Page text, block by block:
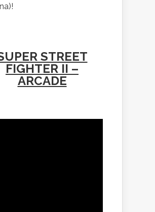
STREET
FIGHTER II –
ARCADE